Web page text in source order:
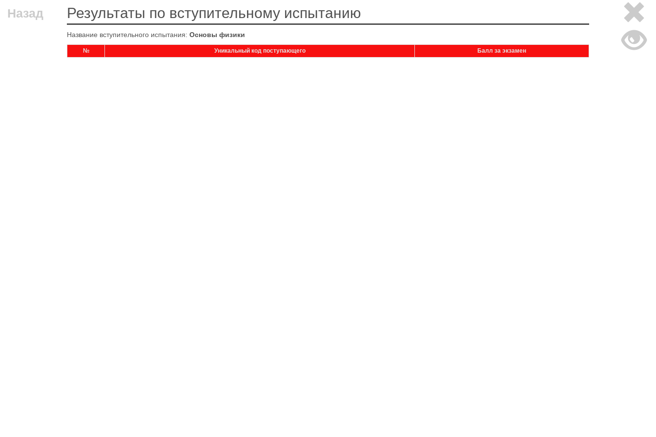
Назад Результаты по вступительному испытанию
Название вступительного испытания: Основы физики
№ Уникальный код поступающего Балл за экзамен